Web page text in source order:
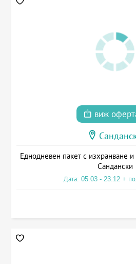
виж
Еднодневен пакет с изхранване
Сандански
Дата: 05.03 - 23.12 +